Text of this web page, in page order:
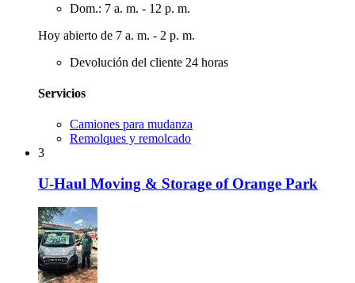
Dom.: 7 a. m. - 12 p. m.
Hoy abierto de 7 a. m. - 2 p. m.
Devolución del cliente 24 horas
Servicios
Camiones para mudanza
Remolques y remolcado
3
U-Haul Moving & Storage of Orange Park